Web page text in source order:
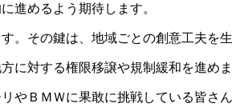
進めるよう期待します。
。その鍵は、地域ごとの創意工夫を
に対する権限移譲や規制緩和を進め
やＢＭＷに果敢に挑戦している皆さん